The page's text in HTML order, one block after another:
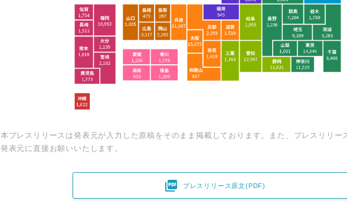
本プレスリリースは発表元が入力した原稿をそのまま掲載しております。また、プレスリリー
発表元に直接お願いいたします。
 プレスリリース原文(PDF)